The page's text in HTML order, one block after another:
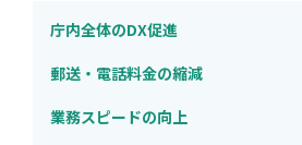
庁内全体のDX促進
郵送・電話料金の縮減
業務スピードの向上